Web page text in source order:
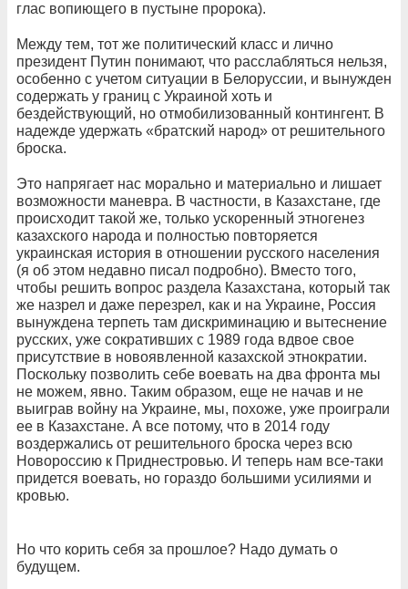
глас вопиющего в пустыне пророка).
Между тем, тот же политический класс и лично
президент Путин понимают, что расслабляться нельзя,
особенно с учетом ситуации в Белоруссии, и вынужден
содержать у границ с Украиной хоть и
бездействующий, но отмобилизованный контингент. В
надежде удержать «братский народ» от решительного
броска.
Это напрягает нас морально и материально и лишает
возможности маневра. В частности, в Казахстане, где
происходит такой же, только ускоренный этногенез
казахского народа и полностью повторяется
украинская история в отношении русского населения
(я об этом недавно писал подробно). Вместо того,
чтобы решить вопрос раздела Казахстана, который так
же назрел и даже перезрел, как и на Украине, Россия
вынуждена терпеть там дискриминацию и вытеснение
русских, уже сокративших с 1989 года вдвое свое
присутствие в новоявленной казахской этнократии.
Поскольку позволить себе воевать на два фронта мы
не можем, явно. Таким образом, еще не начав и не
выиграв войну на Украине, мы, похоже, уже проиграли
ее в Казахстане. А все потому, что в 2014 году
воздержались от решительного броска через всю
Новороссию к Приднестровью. И теперь нам все-таки
придется воевать, но гораздо большими усилиями и
кровью.
Но что корить себя за прошлое? Надо думать о
будущем.